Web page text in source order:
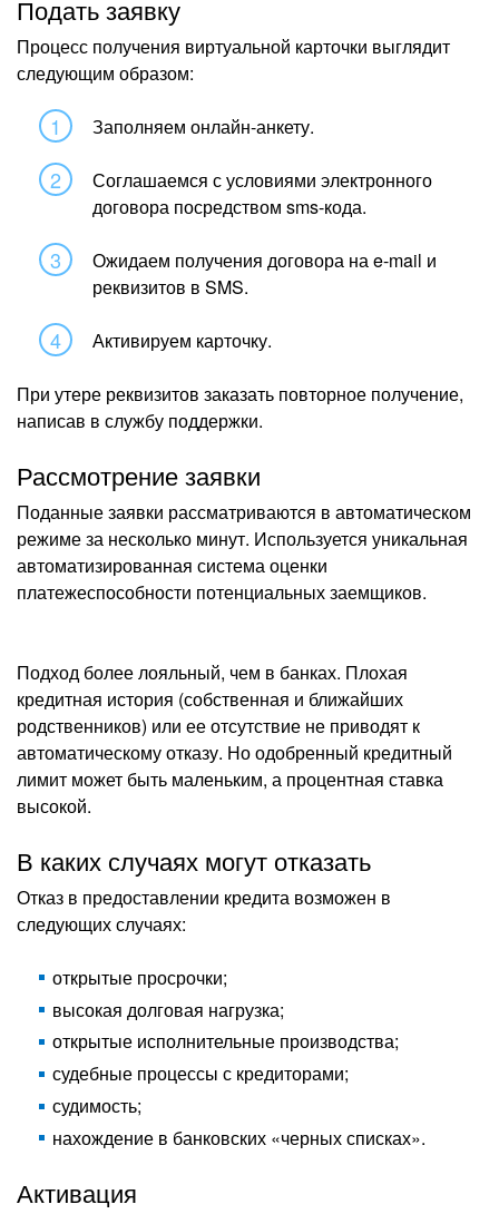
Подать заявку
Процесс получения виртуальной карточки выглядит
следующим образом:
Заполняем онлайн-анкету.
Соглашаемся с условиями электронного
договора посредством sms-кода.
Ожидаем получения договора на e-mail и
реквизитов в SMS.
Активируем карточку.
При утере реквизитов заказать повторное получение,
написав в службу поддержки.
Рассмотрение заявки
Поданные заявки рассматриваются в автоматическом
режиме за несколько минут. Используется уникальная
автоматизированная система оценки
платежеспособности потенциальных заемщиков.
Подход более лояльный, чем в банках. Плохая
кредитная история (собственная и ближайших
родственников) или ее отсутствие не приводят к
автоматическому отказу. Но одобренный кредитный
лимит может быть маленьким, а процентная ставка
высокой.
В каких случаях могут отказать
Отказ в предоставлении кредита возможен в
следующих случаях:
открытые просрочки;
высокая долговая нагрузка;
открытые исполнительные производства;
судебные процессы с кредиторами;
судимость;
нахождение в банковских «черных списках».
Активация